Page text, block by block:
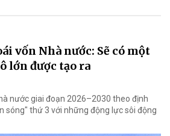
vốn Nhà nước: Sẽ có một
lớn được tạo ra
nước giai đoạn 2026–2030 theo định
sóng" thứ 3 với những động lực sôi động